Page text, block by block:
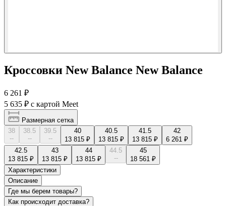
Кроссовки New Balance New Balance
6 261 ₽
5 635 ₽ с картой Meet
Размерная сетка
38
--
38.5
--
39.5
--
40
13 815 ₽
40.5
13 815 ₽
41.5
13 815 ₽
42
6 261 ₽
42.5
13 815 ₽
43
13 815 ₽
44
13 815 ₽
44.5
--
45
18 561 ₽
Характеристики
Описание
Где мы берем товары?
Как происходит доставка?